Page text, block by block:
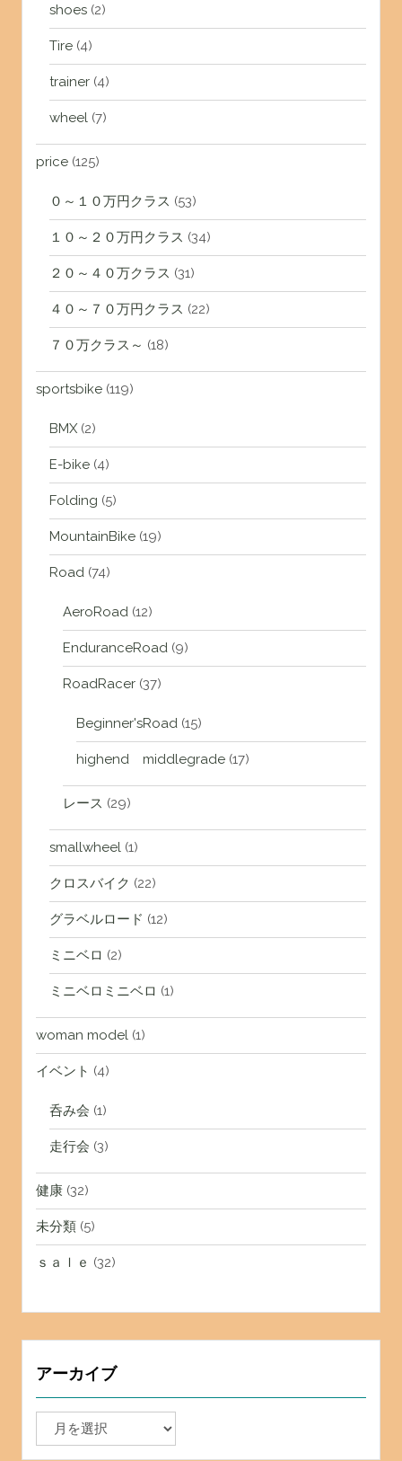
shoes(2)
Tire(4)
trainer(4)
wheel(7)
price(125)
０～１０万円クラス (53)
１０～２０万円クラス (34)
２０～４０万クラス (31)
４０～７０万円クラス (22)
７０万クラス～ (18)
sportsbike(119)
BMX(2)
E-bike(4)
Folding (5)
MountainBike(19)
Road(74)
AeroRoad(12)
EnduranceRoad(9)
RoadRacer(37)
Beginner'sRoad(15)
highend middlegrade(17)
レース (29)
smallwheel(1)
クロスバイク (22)
グラベルロード (12)
ミニベロ (2)
ミニベロミニベロ (1)
woman model(1)
イベント (4)
呑み会 (1)
走行会 (3)
健康(32)
未分類(5)
ｓａｌｅ (32)
アーカイブ